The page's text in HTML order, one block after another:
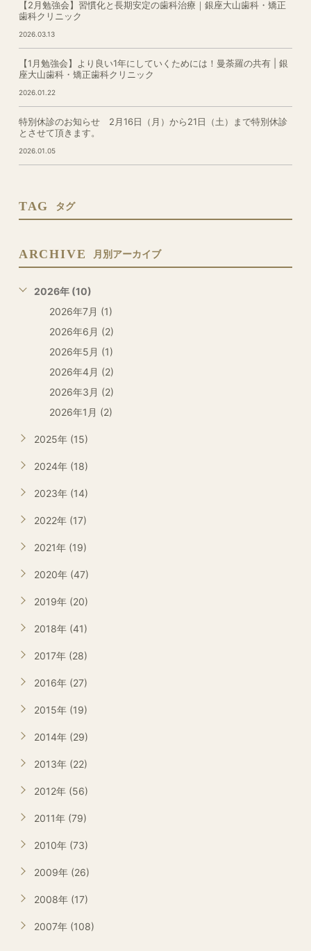
【2月勉強会】習慣化と長期安定の歯科治療｜銀座大山歯科・矯正
歯科クリニック
2026.03.13
【1月勉強会】より良い1年にしていくためには！曼荼羅の共有 | 銀
座大山歯科・矯正歯科クリニック
2026.01.22
特別休診のお知らせ 2月16日（月）から21日（土）まで特別休診
とさせて頂きます。
2026.01.05
TAG タグ
ARCHIVE 月別アーカイブ
2026年 (10)
2026年7月 (1)
2026年6月 (2)
2026年5月 (1)
2026年4月 (2)
2026年3月 (2)
2026年1月 (2)
2025年 (15)
2024年 (18)
2023年 (14)
2022年 (17)
2021年 (19)
2020年 (47)
2019年 (20)
2018年 (41)
2017年 (28)
2016年 (27)
2015年 (19)
2014年 (29)
2013年 (22)
2012年 (56)
2011年 (79)
2010年 (73)
2009年 (26)
2008年 (17)
2007年 (108)